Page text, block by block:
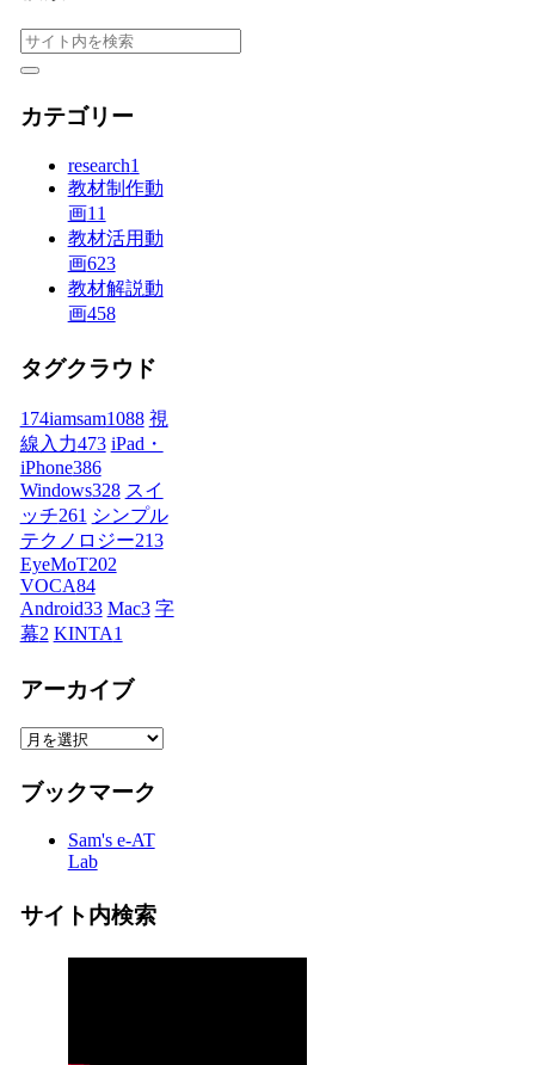
カテゴリー
research1
教材制作動
画11
教材活用動
画623
教材解説動
画458
タグクラウド
174iamsam1088 視
線入力473 iPad・
iPhone386
Windows328 スイ
ッチ261 シンプル
テクノロジー213
EyeMoT202
VOCA84
Android33 Mac3 字
幕2 KINTA1
アーカイブ
ア
カ
ブックマーク
Sam's e-AT
Lab
サイト内検索